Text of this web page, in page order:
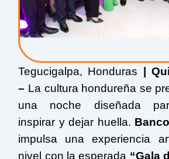
Tegucigalpa, Honduras |
– La cultura hondureña se
una noche diseñada
inspirar y dejar huella.
impulsa una experiencia
nivel con la esperada “Gala